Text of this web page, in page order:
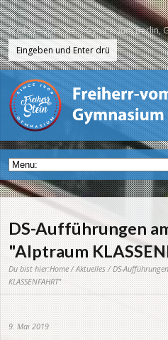
Freiherr-vom-Stein-Gymnasium Berlin,
DS-Aufführungen
"Alptraum
Du bist hier:Home/Aktuelles/ DS-
KLASSENFAHRT"
9. Mai 2019